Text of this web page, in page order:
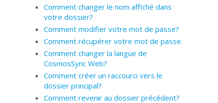
Comment changer le nom affiché dans
votre dossier?
Comment modifier votre mot de passe?
Comment récupérer votre mot de passe.
Comment changer la langue de
CosmosSync Web?
Comment créer un raccourci vers le
dossier principal?
Comment revenir au dossier précédent?